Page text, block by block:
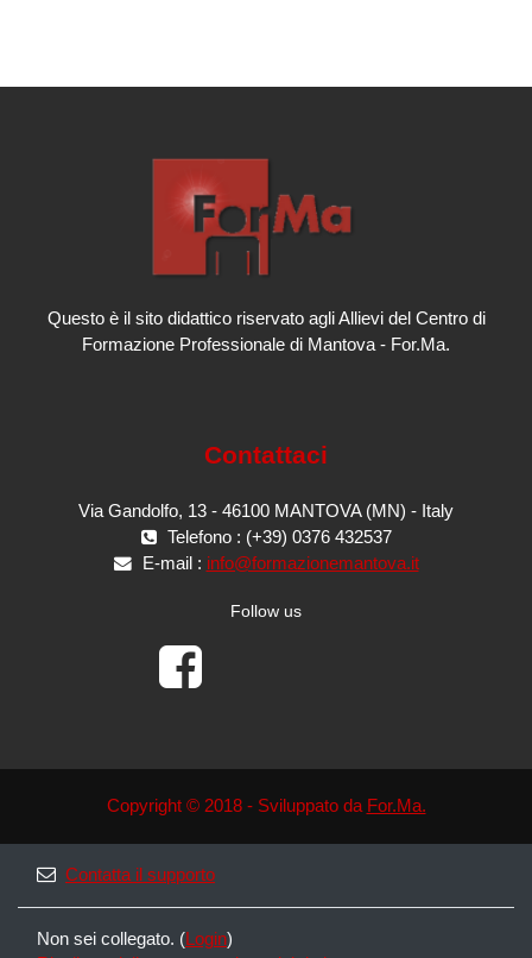
Questo è il sito didattico riservato agli Allievi del Centro di
Formazione Professionale di Mantova - For.Ma.
Contattaci
Via Gandolfo, 13 - 46100 MANTOVA (MN) - Italy
Telefono : (+39) 0376 432537
E-mail : info@formazionemantova.it
Follow us
Copyright © 2018 - Sviluppato da For.Ma.
Contatta il supporto
Non sei collegato. ( Login)